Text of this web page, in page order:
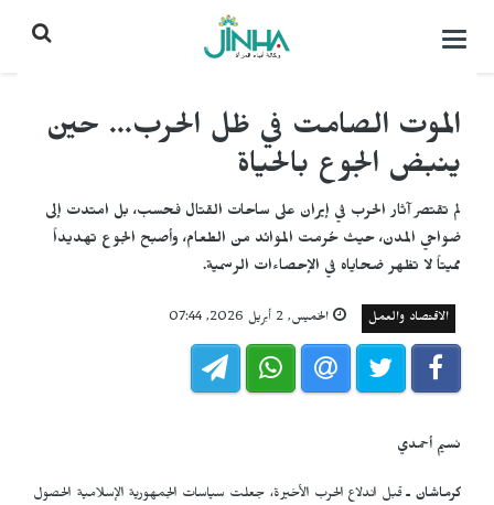
التحكم
الموت الصامت في ظل الحرب... حين
ينبض الجوع بالحياة
لم تقتصر آثار الحرب في إيران على ساحات القتال فحسب، بل امتدت إلى
ضواحي المدن، حيث حُرمت الموائد من الطعام، وأصبح الجوع تهديداً
مميتاً لا تظهر ضحاياه في الإحصاءات الرسمية.
الاقتصاد والعمل الخميس, 2 أبريل 2026, 07:44
نسيم أحمدي
كرماشان ـقبل اندلاع الحرب الأخيرة، جعلت سياسات الجمهورية الإسلامية الحصول